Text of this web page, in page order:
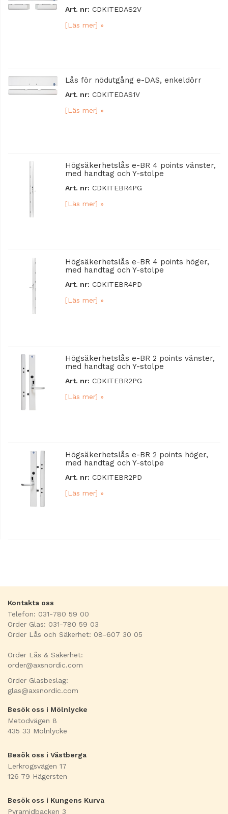
Art. nr: CDKITEDAS2V
[Läs mer] »
Lås för nödutgång e-DAS, enkeldörr
Art. nr: CDKITEDAS1V
[Läs mer] »
Högsäkerhetslås e-BR 4 points vänster,
med handtag och Y-stolpe
Art. nr: CDKITEBR4PG
[Läs mer] »
Högsäkerhetslås e-BR 4 points höger,
med handtag och Y-stolpe
Art. nr: CDKITEBR4PD
[Läs mer] »
Högsäkerhetslås e-BR 2 points vänster,
med handtag och Y-stolpe
Art. nr: CDKITEBR2PG
[Läs mer] »
Högsäkerhetslås e-BR 2 points höger,
med handtag och Y-stolpe
Art. nr: CDKITEBR2PD
[Läs mer] »
Kontakta oss
Telefon: 031-780 59 00
Order Glas: 031-780 59 03
Order Lås och Säkerhet: 08-607 30 05
Order Lås & Säkerhet:
order@axsnordic.com
Order Glasbeslag:
glas@axsnordic.com
Besök oss i Mölnlycke
Metodvägen 8
435 33 Mölnlycke
Besök oss i Västberga
Lerkrogsvägen 17
126 79 Hägersten
Besök oss i Kungens Kurva
Pyramidbacken 3